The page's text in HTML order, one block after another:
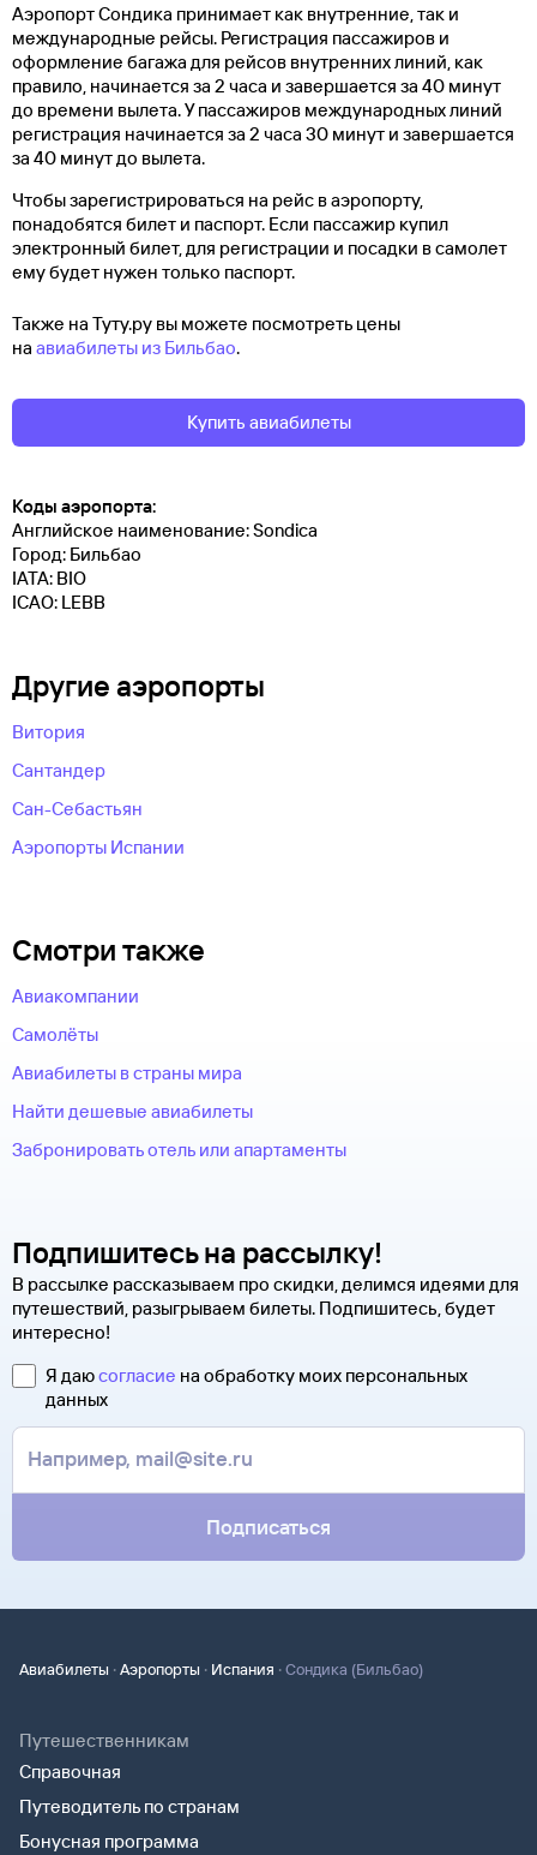
Аэропорт Сондика принимает как внутренние, так и
международные рейсы. Регистрация пассажиров и
оформление багажа для рейсов внутренних линий, как
правило, начинается за 2 часа и завершается за 40 минут
до времени вылета. У пассажиров международных линий
регистрация начинается за 2 часа 30 минут и завершается
за 40 минут до вылета.
Чтобы зарегистрироваться на рейс в аэропорту,
понадобятся билет и паспорт. Если пассажир купил
электронный билет, для регистрации и посадки в самолет
ему будет нужен только паспорт.
Также на Туту.ру вы можете посмотреть цены
на авиабилеты из Бильбао.
Купить авиабилеты
Коды аэропорта:
Английское наименование: Sondica
Город: Бильбао
IATA: BIO
ICAO: LEBB
Другие аэропорты
Витория
Сантандер
Сан-Себастьян
Аэропорты Испании
Смотри также
Авиакомпании
Самолёты
Авиабилеты в страны мира
Найти дешевые авиабилеты
Забронировать отель или апартаменты
Подпишитесь на рассылку!
В рассылке рассказываем про скидки, делимся идеями для
путешествий, разыгрываем билеты. Подпишитесь, будет
интересно!
Я даюсогласие на обработку моих персональных
данных
Подписаться
Авиабилеты ·Аэропорты · Испания ·Сондика (Бильбао)
Путешественникам
Справочная
Путеводитель по странам
Бонусная программа